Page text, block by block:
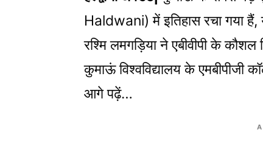
Haldwani) में इतिहास रचा गया हैं,
रश्मि लमगड़िया ने एबीवीपी के कौशल
कुमाऊं विश्वविद्यालय के एमबीपीजी
आगे पढ़ें…